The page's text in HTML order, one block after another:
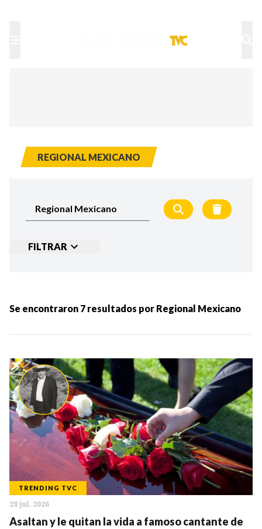
REGIONAL MEXICANO
FILTRAR
MÁS RECIENTES
MENOS RECIENTES
Periodo:
IR
Se encontraron 7 resultados por Regional Mexicano
TRENDING TVC
28 jul. 2026
Asaltan y le quitan la vida a famoso cantante de